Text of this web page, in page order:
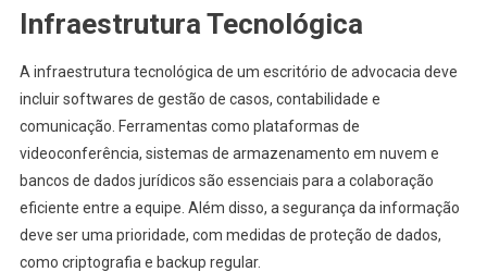
Infraestrutura Tecnológica
A infraestrutura tecnológica de um escritório de advocacia deve
incluir softwares de gestão de casos, contabilidade e
comunicação. Ferramentas como plataformas de
videoconferência, sistemas de armazenamento em nuvem e
bancos de dados jurídicos são essenciais para a colaboração
eficiente entre a equipe. Além disso, a segurança da informação
deve ser uma prioridade, com medidas de proteção de dados,
como criptografia e backup regular.